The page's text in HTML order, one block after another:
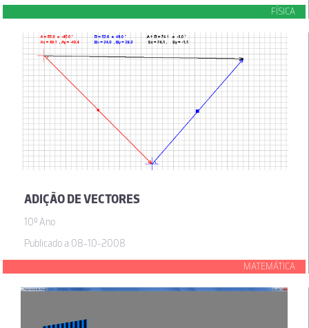
FÍSICA
ADIÇÃO DE VECTORES
10º Ano
Publicado a 08-10-2008
MATEMÁTICA